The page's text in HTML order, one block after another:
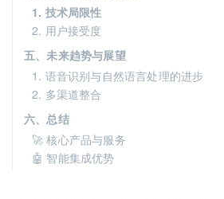
1. 技术局限性
2. 用户接受度
五、未来趋势与展望
1. 语音识别与自然语言处理的进步
2. 多渠道整合
六、总结
🚀 核心产品与服务
🤖 智能集成优势